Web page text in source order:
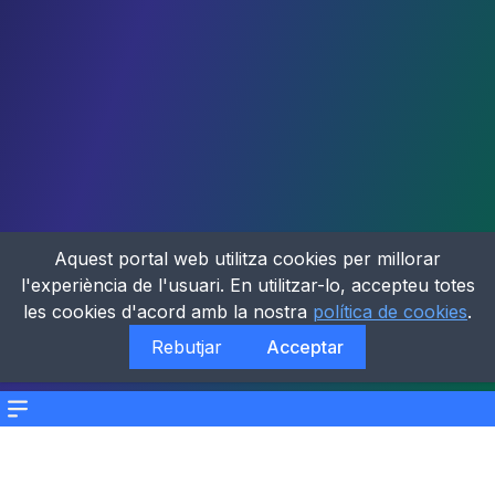
Menu
Aquest portal web utilitza cookies per millorar
l'experiència de l'usuari. En utilitzar-lo, accepteu totes
les cookies d'acord amb la nostra política de cookies.
Rebutjar
Acceptar